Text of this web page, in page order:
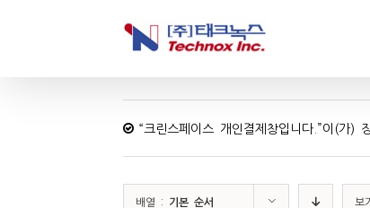
“크린스페이스 개인결제창입니다.”이(가)
배열 : 기본 순서 보